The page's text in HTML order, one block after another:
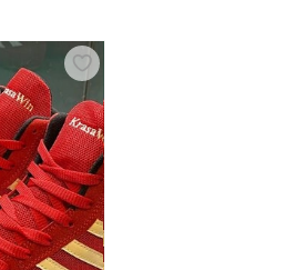
и устойчивость во время
и уровню поддержки.
также усиленную фиксацию